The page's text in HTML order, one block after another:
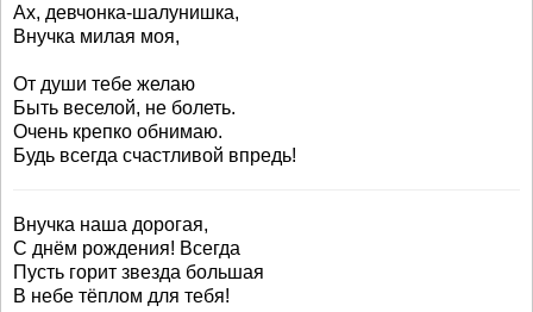
Ах, девчонка-шалунишка,
Внучка милая моя,
От души тебе желаю
Быть веселой, не болеть.
Очень крепко обнимаю.
Будь всегда счастливой впредь!
Внучка наша дорогая,
С днём рождения! Всегда
Пусть горит звезда большая
В небе тёплом для тебя!